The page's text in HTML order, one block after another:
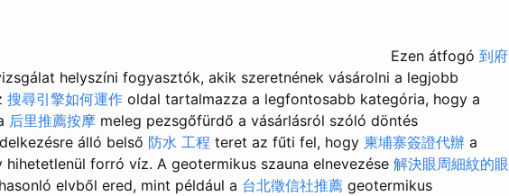
Ezen átfogó 到府
helyszíni fogyasztók, akik szeretnének vásárolni a legjobb
搜尋引擎如何運作 oldal tartalmazza a legfontosabb kategória, hogy a
后里推薦按摩 meleg pezsgőfürdő a vásárlásról szóló döntés
álló belső 防水 工程 teret az fűti fel, hogy 柬埔寨簽證代辦 a
forró víz. A geotermikus szauna elnevezése 解決眼周細紋的眼
elvből ered, mint például a 台北徵信社推薦 geotermikus